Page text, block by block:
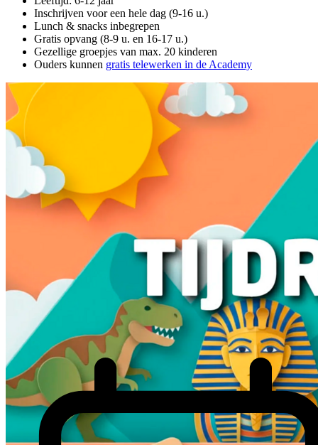
Inschrijven voor een hele dag (9-16 u.)
Lunch & snacks inbegrepen
Gratis opvang (8-9 u. en 16-17 u.)
Gezellige groepjes van max. 20 kinderen
Ouders kunnen gratis telewerken in de Academy